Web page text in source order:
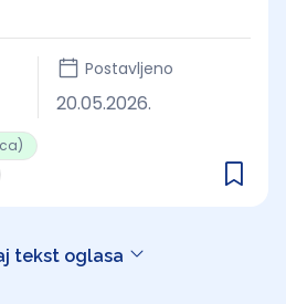
Postavljeno
20.05.2026.
tekst oglasa